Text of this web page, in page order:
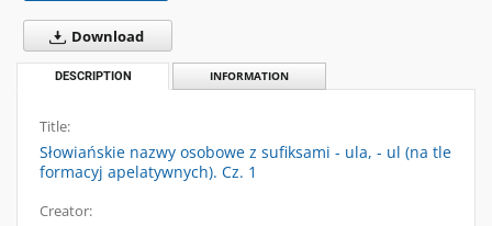
Download
DESCRIPTION INFORMATION
Title:
Słowiańskie nazwy osobowe z sufiksami - ula, - ul (na tle
formacyj apelatywnych). Cz. 1
Creator: